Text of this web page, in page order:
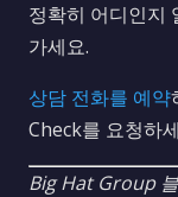
정확히 어디인지
가세요.
상담 전화를 예약
Check를 요청하
Big Hat Group